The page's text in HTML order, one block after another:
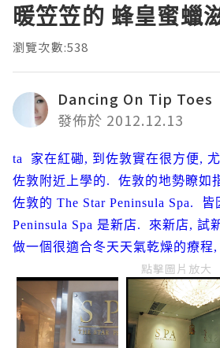
暖笠笠的 蜂皇蜜蠟
瀏覽次數:538
Dancing On Tip Toes
發佈於 2012.12.13
ta 家在紅磡, 到佐敦實在很方便,
佐敦附近上學的. 佐敦的地勢瞭如
佐敦的 The Star Peninsula Spa. 皆
Peninsula Spa 是新店. 來新店, 試
做一個很適合冬天天氣乾燥的療程
點擊圖片放大